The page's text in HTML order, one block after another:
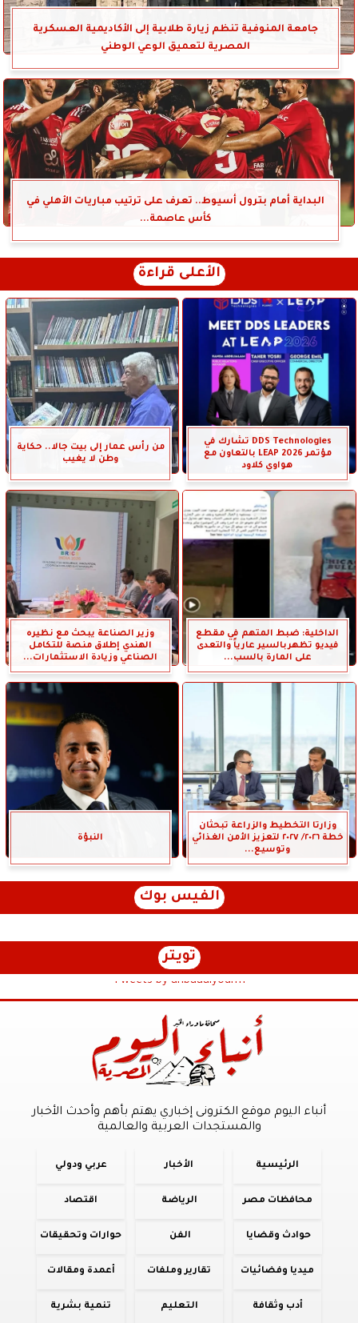
جامعة المنوفية تنظم زيارة طلابية إلى الأكاديمية العسكرية
المصرية لتعميق الوعي الوطني
البداية أمام بترول أسيوط.. تعرف على ترتيب مباريات الأهلي في
كأس عاصمة...
الأعلى قراءة
DDS Technologies تشارك في
مؤتمر LEAP 2026 بالتعاون مع
هواوي كلاود
من رأس عمار إلى بيت جالا.. حكاية
وطن لا يغيب
الداخلية: ضبط المتهم في مقطع
فيديو تظهربالسير عارياً والتعدى
على المارة بالسب...
وزير الصناعة يبحث مع نظيره
الهندي إطلاق منصة للتكامل
الصناعي وزيادة الاستثمارات...
وزارتا التخطيط والزراعة تبحثان
خطة ٢٠٢٦/ ٢٠٢٧ لتعزيز الأمن الغذائي
وتوسيع...
النبؤة
الفيس بوك
تويتر
Tweets by anbaaalyoum1
أنباء اليوم موقع الكترونى إخباري يهتم بأهم وأحدث الأخبار
والمستجدات العربية والعالمية
الرئيسية الأخبار عربي ودولي
محافظات مصر الرياضة اقتصاد
حوادث وقضايا الفن حوارات وتحقيقات
ميديا وفضائيات تقارير وملفات أعمدة ومقالات
أدب وثقافة التعليم تنمية بشرية